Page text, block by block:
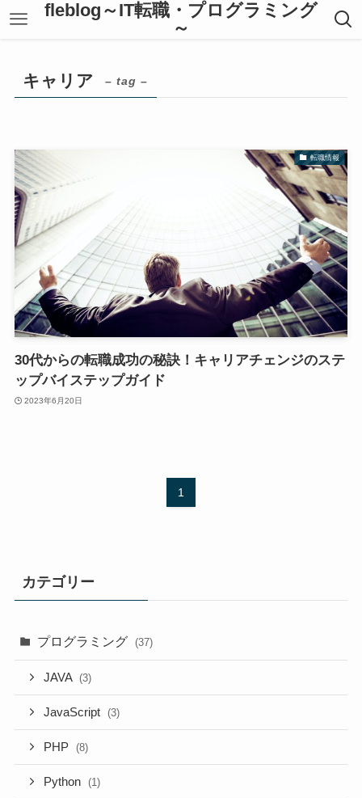
fleblog～IT転職・プログラミング
～
キャリア – tag –
転職情報
30代からの転職成功の秘訣！キャリアチェンジのステ
ップバイステップガイド
2023年6月20日
1
カテゴリー
プログラミング (37)
JAVA (3)
JavaScript (3)
PHP (8)
Python (1)